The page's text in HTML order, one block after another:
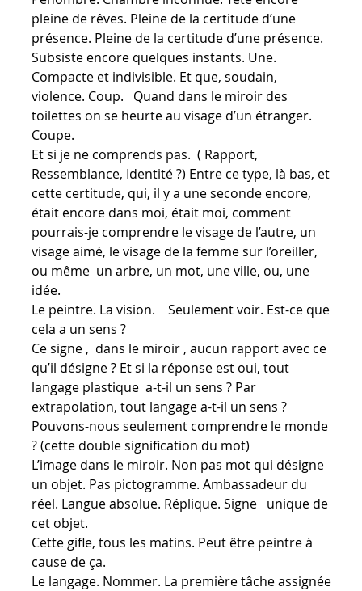
pleine de rêves. Pleine de la certitude d’une
présence. Pleine de la certitude d’une présence.
Subsiste encore quelques instants. Une.
Compacte et indivisible. Et que, soudain,
violence. Coup. Quand dans le miroir des
toilettes on se heurte au visage d’un étranger.
Coupe.
Et si je ne comprends pas. ( Rapport,
Ressemblance, Identité ?) Entre ce type, là bas, et
cette certitude, qui, il y a une seconde encore,
était encore dans moi, était moi, comment
pourrais-je comprendre le visage de l’autre, un
visage aimé, le visage de la femme sur l’oreiller,
ou même un arbre, un mot, une ville, ou, une
idée.
Le peintre. La vision. Seulement voir. Est-ce que
cela a un sens ?
Ce signe , dans le miroir , aucun rapport avec ce
qu’il désigne ? Et si la réponse est oui, tout
langage plastique a-t-il un sens ? Par
extrapolation, tout langage a-t-il un sens ?
Pouvons-nous seulement comprendre le monde
? (cette double signification du mot)
L’image dans le miroir. Non pas mot qui désigne
un objet. Pas pictogramme. Ambassadeur du
réel. Langue absolue. Réplique. Signe unique de
cet objet.
Cette gifle, tous les matins. Peut être peintre à
cause de ça.
Le langage. Nommer. La première tâche assignée